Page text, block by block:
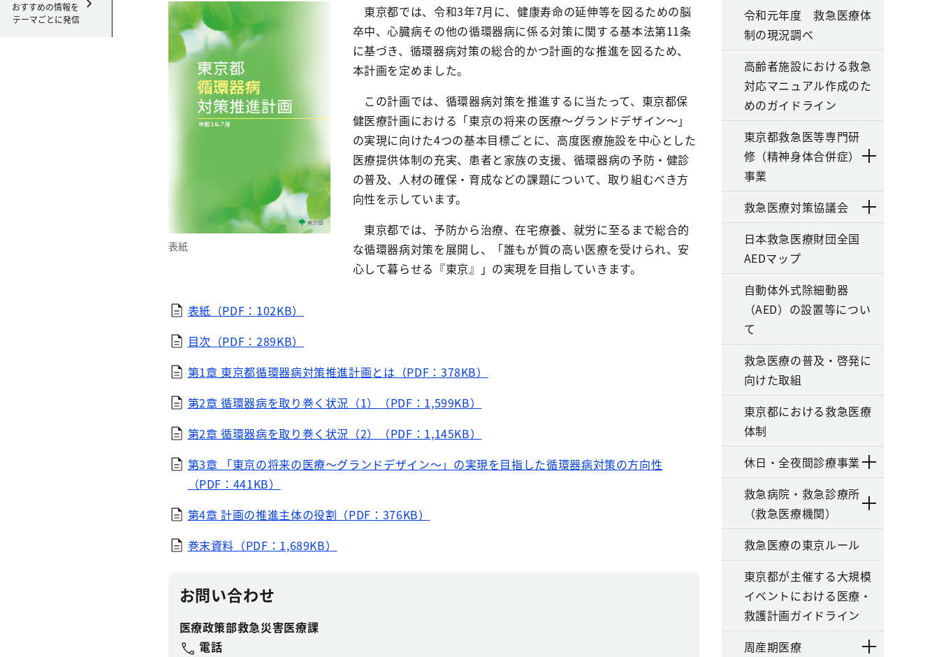
おすすめの情報を
テーマごとに発信
表紙
東京都では、令和3年7月に、健康寿命の延伸等を図るための脳
卒中、心臓病その他の循環器病に係る対策に関する基本法第11条
に基づき、循環器病対策の総合的かつ計画的な推進を図るため、
本計画を定めました。
この計画では、循環器病対策を推進するに当たって、東京都保
健医療計画における「東京の将来の医療～グランドデザイン～」
の実現に向けた4つの基本目標ごとに、高度医療施設を中心とした
医療提供体制の充実、患者と家族の支援、循環器病の予防・健診
の普及、人材の確保・育成などの課題について、取り組むべき方
向性を示しています。
東京都では、予防から治療、在宅療養、就労に至るまで総合的
な循環器病対策を展開し、「誰もが質の高い医療を受けられ、安
心して暮らせる『東京』」の実現を目指していきます。
表紙（PDF：102KB）
目次（PDF：289KB）
第1章 東京都循環器病対策推進計画とは（PDF：378KB）
第2章 循環器病を取り巻く状況（1）（PDF：1,599KB）
第2章 循環器病を取り巻く状況（2）（PDF：1,145KB）
第3章 「東京の将来の医療～グランドデザイン～」の実現を目指した循環器病対策の方向性
（PDF：441KB）
第4章 計画の推進主体の役割（PDF：376KB）
巻末資料（PDF：1,689KB）
お問い合わせ
医療政策部救急災害医療課
電話
令和元年度 救急医療体
制の現況調べ
高齢者施設における救急
対応マニュアル作成のた
めのガイドライン
東京都救急医等専門研
修（精神身体合併症）
事業
救急医療対策協議会
日本救急医療財団全国
AEDマップ
自動体外式除細動器
（AED）の設置等につい
て
救急医療の普及・啓発に
向けた取組
東京都における救急医療
体制
休日・全夜間診療事業
救急病院・救急診療所
（救急医療機関）
救急医療の東京ルール
東京都が主催する大規模
イベントにおける医療・
救護計画ガイドライン
周産期医療